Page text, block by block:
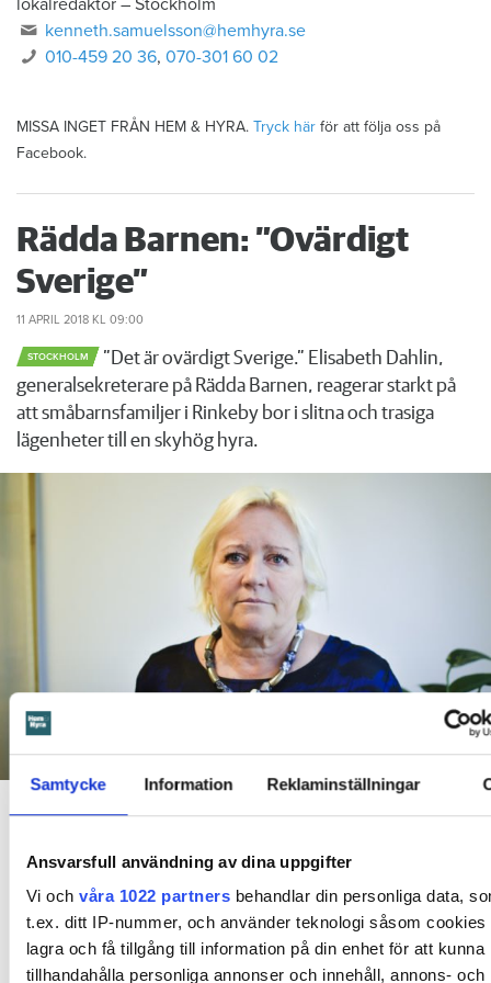
Samtycke Information Reklaminställningar
Ansvarsfull användning av dina uppgifter
Vi och våra 1022 partnersbehandlar din personliga data,
t.ex. ditt IP-nummer, och använder teknologi såsom cookies
lagra och få tillgång till information på din enhet för att kunna
tillhandahålla personliga annonser och innehåll, annons- och
kenneth.samuelsson@hemhyra.se
010-459 20 36,070-301 60 02
MISSA INGET FRÅN HEM & HYRA. Tryck här för att följa oss på
Facebook.
Rädda Barnen: ”Ovärdigt
Sverige”
11 APRIL 2018 KL 09:00
STOCKHOLM
”Det är ovärdigt Sverige.” Elisabeth Dahlin,
generalsekreterare på Rädda Barnen, reagerar starkt på
att småbarnsfamiljer i Rinkeby bor i slitna och trasiga
lägenheter till en skyhög hyra.
Elisabeth Dahlin, generalsekreterare på Rädda Barnen, förstår inte hur socialen kan
placera barnfamiljer i slitna lägenheter.
Dela Tweeta
Hem & Hyras granskning visar att socialtjänsten placerar
småbarnsfamiljer i slitna och trasiga lägenheter i Rinkeby.
Hyran för lägenheterna på 38 kvadrat är 840 kronor per natt